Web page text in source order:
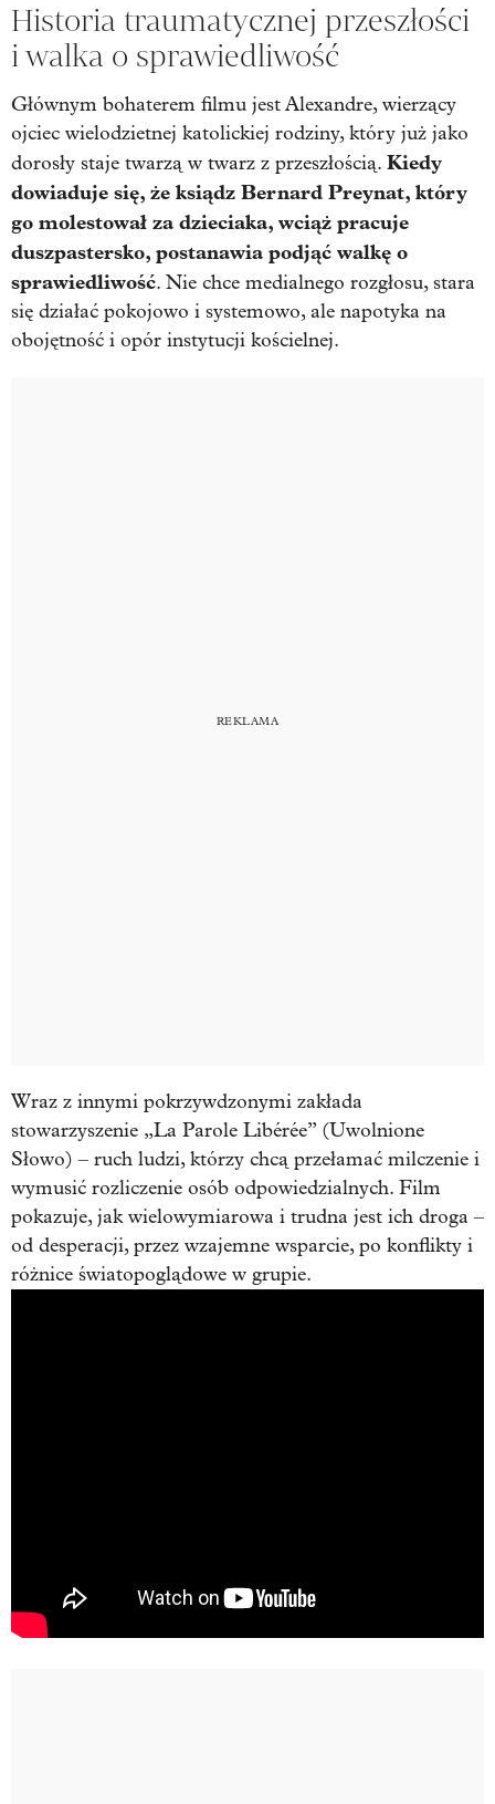
Historia traumatycznej przeszłości
i walka o sprawiedliwość
Głównym bohaterem filmu jest Alexandre, wierzący
ojciec wielodzietnej katolickiej rodziny, który już jako
dorosły staje twarzą w twarz z przeszłością. Kiedy
dowiaduje się, że ksiądz Bernard Preynat, który
go molestował za dzieciaka, wciąż pracuje
duszpastersko, postanawia podjąć walkę o
sprawiedliwość. Nie chce medialnego rozgłosu, stara
się działać pokojowo i systemowo, ale napotyka na
obojętność i opór instytucji kościelnej.
Wraz z innymi pokrzywdzonymi zakłada
stowarzyszenie „La Parole Libérée” (Uwolnione
Słowo) – ruch ludzi, którzy chcą przełamać milczenie i
wymusić rozliczenie osób odpowiedzialnych. Film
pokazuje, jak wielowymiarowa i trudna jest ich droga –
od desperacji, przez wzajemne wsparcie, po konflikty i
różnice światopoglądowe w grupie.